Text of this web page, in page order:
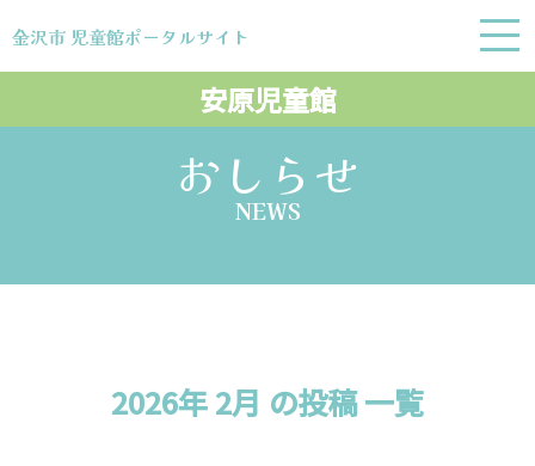
金沢市 児童館ポータルサイト
金沢市 児童館ポータルサイト
おしらせ
NEWS
2026年 2月 の投稿 一覧
安原児童館